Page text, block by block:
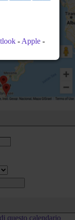
questo calendario
- Apple-